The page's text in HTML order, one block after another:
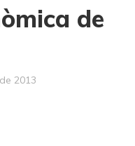
de
2013